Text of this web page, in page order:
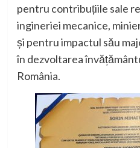
pentru contribuțiile sale
ingineriei mecanice,
și pentru impactul său
în dezvoltarea
România.